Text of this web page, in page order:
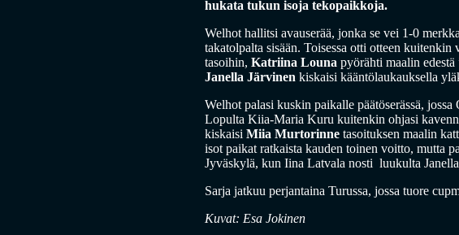
hukata tukun isoja tekopaikkoja.
Welhot hallitsi avauserää, jonka se vei 1-0
takatolpalta sisään. Toisessa otti otteen
tasoihin, Katriina Louna pyörähti maalin
Janella Järvinen kiskaisi kääntölaukauksella
Welhot palasi kuskin paikalle päätöserässä,
Lopulta Kiia-Maria Kuru kuitenkin ohjasi
kiskaisi Miia Murtorinne tasoituksen maalin
isot paikat ratkaista kauden toinen voitto, mutta
Jyväskylä, kun Iina Latvala nosti luukulta
Sarja jatkuu perjantaina Turussa, jossa tuore
Kuvat: Esa Jokinen